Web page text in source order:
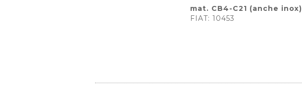
mat. CB4-C21 (anche inox)
FIAT: 10453